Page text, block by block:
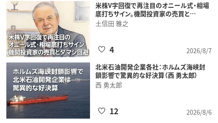
米株V字回復で再注目のオニール式・相場
底打ちサイン。機関投資家の売買と…
土信田 雅之
2026/8/7
4
北米石油開発企業各社：ホルムズ海峡封
鎖影響で驚異的な好決算（西 勇太郎）
西 勇太郎
2026/8/6
12